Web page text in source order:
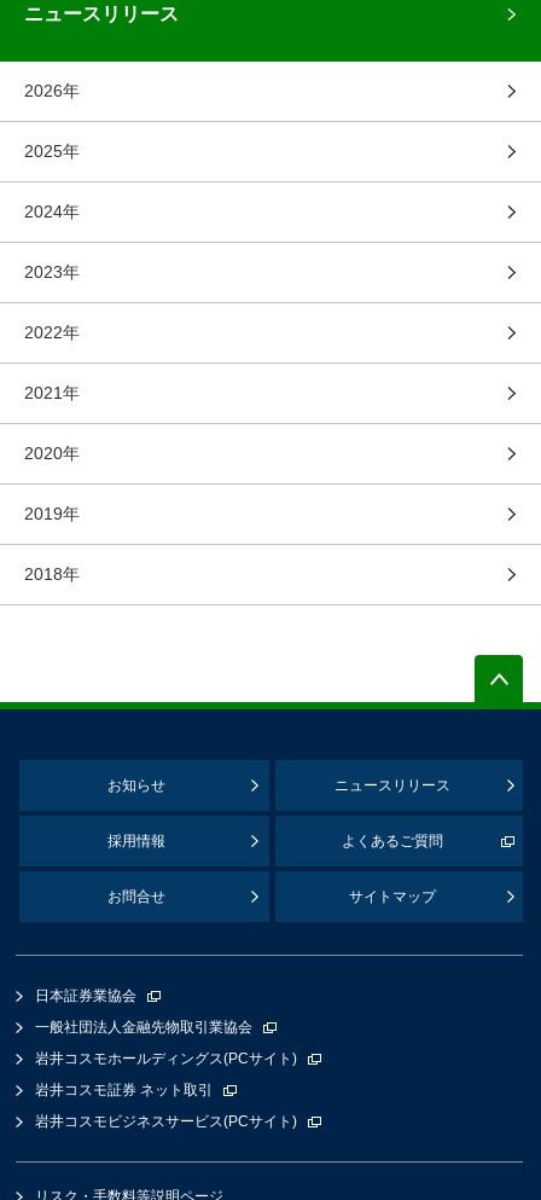
ニュースリリース
2026年
2025年
2024年
2023年
2022年
2021年
2020年
2019年
2018年
お知らせ ニュースリリース
採用情報 よくあるご質問
お問合せ サイトマップ
日本証券業協会
一般社団法人金融先物取引業協会
岩井コスモホールディングス(PCサイト)
岩井コスモ証券 ネット取引
岩井コスモビジネスサービス(PCサイト)
リスク・手数料等説明ページ